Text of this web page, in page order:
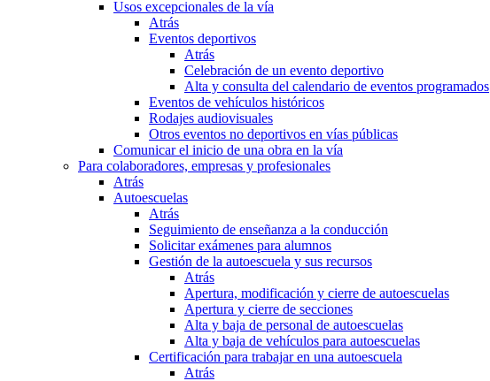
Usos excepcionales de la vía
Atrás
Eventos deportivos
Atrás
Celebración de un evento deportivo
Alta y consulta del calendario de eventos programados
Eventos de vehículos históricos
Rodajes audiovisuales
Otros eventos no deportivos en vías públicas
Comunicar el inicio de una obra en la vía
Para colaboradores, empresas y profesionales
Atrás
Autoescuelas
Atrás
Seguimiento de enseñanza a la conducción
Solicitar exámenes para alumnos
Gestión de la autoescuela y sus recursos
Atrás
Apertura, modificación y cierre de autoescuelas
Apertura y cierre de secciones
Alta y baja de personal de autoescuelas
Alta y baja de vehículos para autoescuelas
Certificación para trabajar en una autoescuela
Atrás